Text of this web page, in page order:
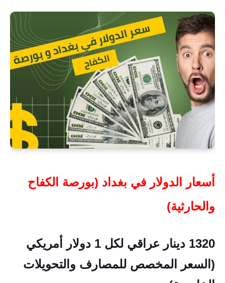
أسعار الدولار في بغداد (بورصة الكفاح
والحارثية)
1320 دينار عراقي لكل 1 دولار أمريكي
(السعر المخصص للمصارف والتحويلات